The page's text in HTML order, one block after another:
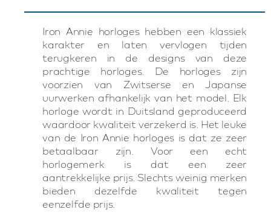
Iron Annie horloges hebben een klassiek
karakter en laten vervlogen tijden
terugkeren in de designs van deze
prachtige horloges. De horloges zijn
voorzien van Zwitserse en Japanse
uurwerken afhankelijk van het model. Elk
horloge wordt in Duitsland geproduceerd
waardoor kwaliteit verzekerd is. Het leuke
van de Iron Annie horloges is dat ze zeer
betaalbaar zijn. Voor een echt
horlogemerk is dat een zeer
aantrekkelijke prijs. Slechts weinig merken
bieden dezelfde kwaliteit tegen
eenzelfde prijs.